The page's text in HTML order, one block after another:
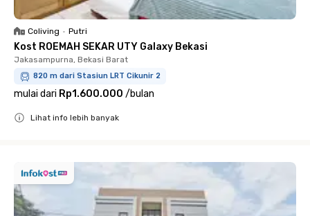
Coliving • Putri
Kost ROEMAH SEKAR UTY Galaxy Bekasi
Jakasampurna, Bekasi Barat
820 m dari Stasiun LRT Cikunir 2
mulai dari Rp1.600.000 /bulan
Lihat info lebih banyak